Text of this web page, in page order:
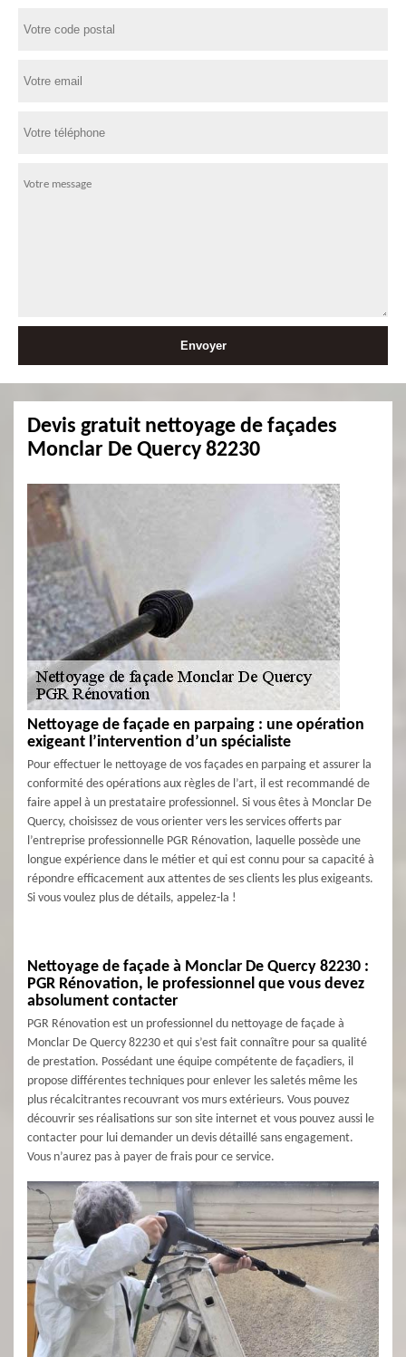
Devis gratuit nettoyage de façades
Monclar De Quercy 82230
Nettoyage de façade en parpaing : une opération
exigeant l’intervention d’un spécialiste
Pour effectuer le nettoyage de vos façades en parpaing et assurer la
conformité des opérations aux règles de l’art, il est recommandé de
faire appel à un prestataire professionnel. Si vous êtes à Monclar De
Quercy, choisissez de vous orienter vers les services offerts par
l’entreprise professionnelle PGR Rénovation, laquelle possède une
longue expérience dans le métier et qui est connu pour sa capacité à
répondre efficacement aux attentes de ses clients les plus exigeants.
Si vous voulez plus de détails, appelez-la !
Nettoyage de façade à Monclar De Quercy 82230 :
PGR Rénovation, le professionnel que vous devez
absolument contacter
PGR Rénovation est un professionnel du nettoyage de façade à
Monclar De Quercy 82230 et qui s’est fait connaître pour sa qualité
de prestation. Possédant une équipe compétente de façadiers, il
propose différentes techniques pour enlever les saletés même les
plus récalcitrantes recouvrant vos murs extérieurs. Vous pouvez
découvrir ses réalisations sur son site internet et vous pouvez aussi le
contacter pour lui demander un devis détaillé sans engagement.
Vous n’aurez pas à payer de frais pour ce service.